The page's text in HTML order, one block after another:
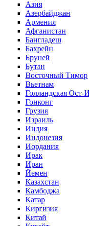
Азия
Азербайджан
Армения
Афганистан
Бангладеш
Бахрейн
Бруней
Бутан
Восточный Тимор
Вьетнам
Голландская Ост-
Гонконг
Грузия
Израиль
Индия
Индонезия
Иордания
Ирак
Иран
Йемен
Казахстан
Камбоджа
Катар
Киргизия
Китай